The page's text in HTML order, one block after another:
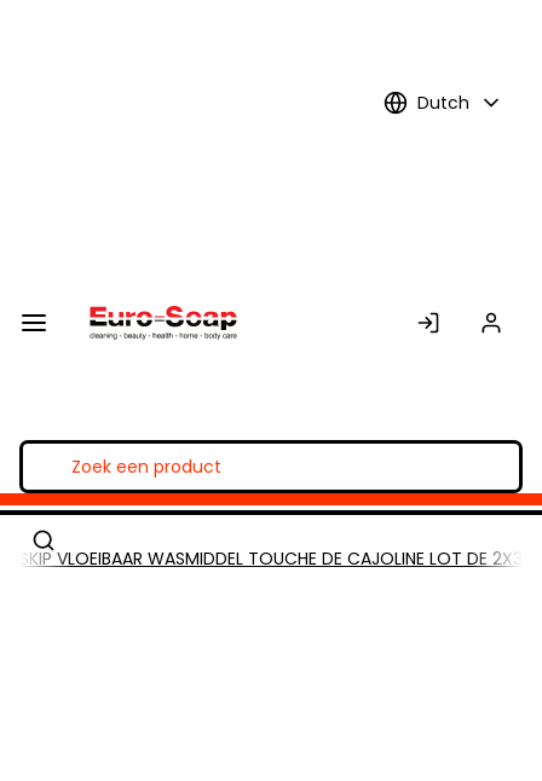
Dutch
SKIP VLOEIBAAR WASMIDDEL TOUCHE DE CAJOLINE LOT DE